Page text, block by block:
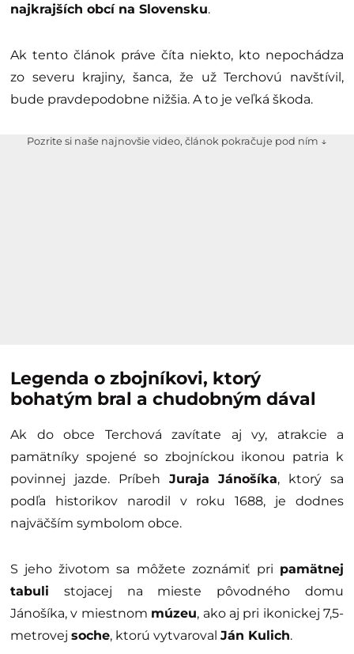
najkrajších obcí na Slovensku.
Ak tento článok práve číta niekto, kto nepochádza
zo severu krajiny, šanca, že už Terchovú navštívil,
bude pravdepodobne nižšia. A to je veľká škoda.
Pozrite si naše najnovšie video, článok pokračuje pod ním ↓
Legenda o zbojníkovi, ktorý
bohatým bral a chudobným dával
Ak do obce Terchová zavítate aj vy, atrakcie a
pamätníky spojené so zbojníckou ikonou patria k
povinnej jazde. Príbeh Juraja Jánošíka, ktorý sa
podľa historikov narodil v roku 1688, je dodnes
najväčším symbolom obce.
S jeho životom sa môžete zoznámiť pri pamätnej
tabuli stojacej na mieste pôvodného domu
Jánošíka, v miestnom múzeu, ako aj pri ikonickej 7,5-
metrovej soche, ktorú vytvaroval Ján Kulich.